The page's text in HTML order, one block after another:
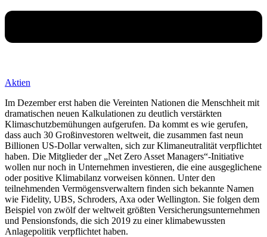
Aktien
Im Dezember erst haben die Vereinten Nationen die Menschheit mit
dramatischen neuen Kalkulationen zu deutlich verstärkten
Klimaschutzbemühungen aufgerufen. Da kommt es wie gerufen,
dass auch 30 Großinvestoren weltweit, die zusammen fast neun
Billionen US-Dollar verwalten, sich zur Klimaneutralität verpflichtet
haben. Die Mitglieder der „Net Zero Asset Managers“-Initiative
wollen nur noch in Unternehmen investieren, die eine ausgeglichene
oder positive Klimabilanz vorweisen können. Unter den
teilnehmenden Vermögensverwaltern finden sich bekannte Namen
wie Fidelity, UBS, Schroders, Axa oder Wellington. Sie folgen dem
Beispiel von zwölf der weltweit größten Versicherungsunternehmen
und Pensionsfonds, die sich 2019 zu einer klimabewussten
Anlagepolitik verpflichtet haben.